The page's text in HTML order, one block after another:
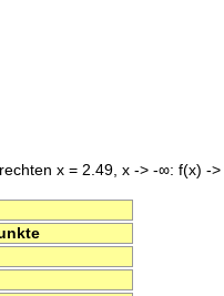
x = 2.49, x -> -∞: f(x) -